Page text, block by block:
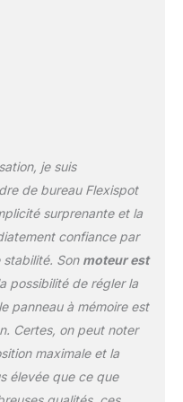
permet une
de charge de
pour soutenir votre
de travail idéal.
ergonomique
notice en français.
en usine
bureau reglable
et le
conçu pour durer
20000 cycles
À MÉMOIRE
: Le
de contrôle LED
boutons de
de la
je suis
de bureau Flexispot
surprenante et la
confiance par
stabilité. Son moteur est
possibilité de régler la
panneau à mémoire est
Certes, on peut noter
maximale et la
élevée que ce que